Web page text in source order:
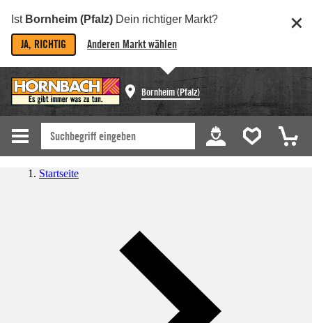
Ist Bornheim (Pfalz) Dein richtiger Markt?
JA, RICHTIG Anderen Markt wählen
Bornheim (Pfalz)
Startseite